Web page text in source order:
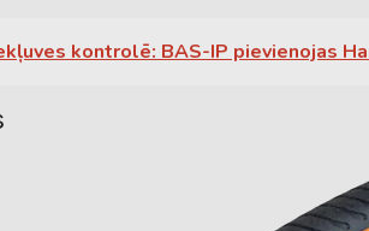
kontrolē: BAS-IP pievienojas